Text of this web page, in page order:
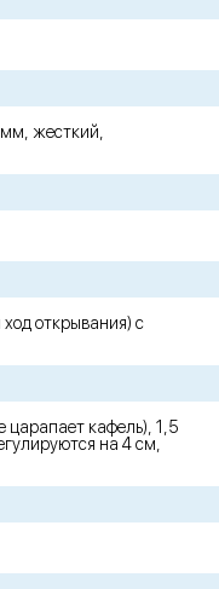
жесткий,
открывания) с
царапает кафель), 1,5
на 4 см,